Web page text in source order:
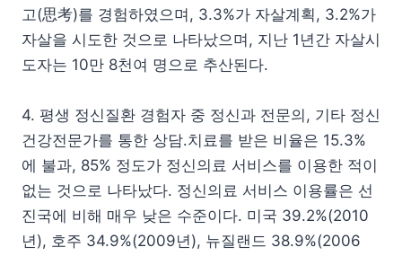
고(思考)를 경험하였으며, 3.3%가 자살계획, 3.2%가
자살을 시도한 것으로 나타났으며, 지난 1년간 자살시
도자는 10만 8천여 명으로 추산된다.
4. 평생 정신질환 경험자 중 정신과 전문의, 기타 정신
건강전문가를 통한 상담․치료를 받은 비율은 15.3%
에 불과, 85% 정도가 정신의료 서비스를 이용한 적이
없는 것으로 나타났다. 정신의료 서비스 이용률은 선
진국에 비해 매우 낮은 수준이다. 미국 39.2%(2010
년), 호주 34.9%(2009년), 뉴질랜드 38.9%(2006